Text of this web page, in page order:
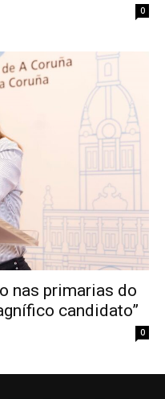
0
nas primarias do
candidato”
0